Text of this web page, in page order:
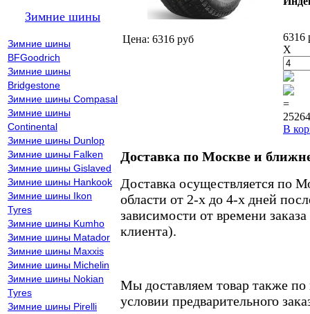
Зимние шины
Зимние шины
BFGoodrich
Зимние шины
Bridgestone
Зимние шины Compasal
Зимние шины
Continental
Зимние шины Dunlop
Зимние шины Falken
Зимние шины Gislaved
Зимние шины Hankook
Зимние шины Ikon
Tyres
Зимние шины Kumho
Зимние шины Matador
Зимние шины Maxxis
Зимние шины Michelin
Зимние шины Nokian
Tyres
Зимние шины Pirelli
Цена: 6316 руб
6316
X
=
В
Доставка по Москве и
Доставка осуществляется по
области от 2-х до 4-х дней
зависимости от времени
клиента).
Мы доставляем товар также
условии предварительного